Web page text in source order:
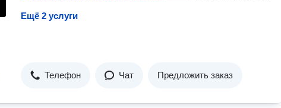
Ещё 2 услуги
Телефон Чат Предложить заказ